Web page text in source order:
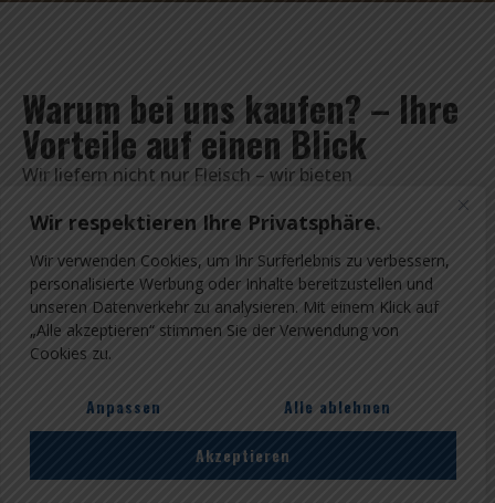
Wir respektieren Ihre Privatsphäre.
Wir verwenden Cookies, um Ihr Surferlebnis zu verbessern,
personalisierte Werbung oder Inhalte bereitzustellen und
unseren Datenverkehr zu analysieren. Mit einem Klick auf
„Alle akzeptieren“ stimmen Sie der Verwendung von
Cookies zu.
Anpassen Alle ablehnen
Akzeptieren
Warum bei uns kaufen? – Ihre
Vorteile auf einen Blick
Wir liefern nicht nur Fleisch – wir bieten
den Unterschied, den echtes Handwerk macht!
Regionale Herkunft
& Transparenz Qualität & Tradition